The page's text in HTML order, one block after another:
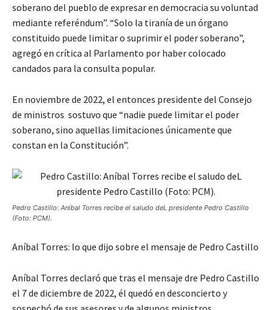
soberano del pueblo de expresar en democracia su voluntad
mediante referéndum”. “Solo la tiranía de un órgano
constituido puede limitar o suprimir el poder soberano”,
agregó en crítica al Parlamento por haber colocado
candados para la consulta popular.
En noviembre de 2022, el entonces presidente del Consejo
de ministros sostuvo que “nadie puede limitar el poder
soberano, sino aquellas limitaciones únicamente que
constan en la Constitución”.
Pedro Castillo: Aníbal Torres recibe el saludo deL presidente Pedro Castillo
(Foto: PCM).
Aníbal Torres: lo que dijo sobre el mensaje de Pedro Castillo
Aníbal Torres declaró que tras el mensaje dre Pedro Castillo
el 7 de diciembre de 2022, él quedó en desconcierto y